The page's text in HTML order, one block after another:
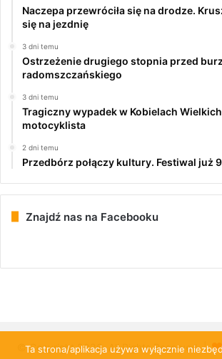
Naczepa przewróciła się na drodze.
się na jezdnię
3 dni temu
Ostrzeżenie drugiego stopnia przed
radomszczańskiego
3 dni temu
Tragiczny wypadek w Kobielach
motocyklista
2 dni temu
Przedbórz połączy kultury. Festiwal już
Znajdź nas na Facebooku
© Copyright 2026, All Rights Reserved |
Ta strona/aplikacja używa wyłącznie